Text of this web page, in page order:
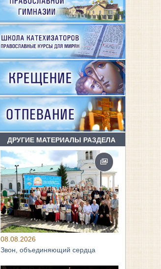
ДРУГИЕ МАТЕРИАЛЫ РАЗДЕЛА
08.08.2026
Звон, объединяющий сердца